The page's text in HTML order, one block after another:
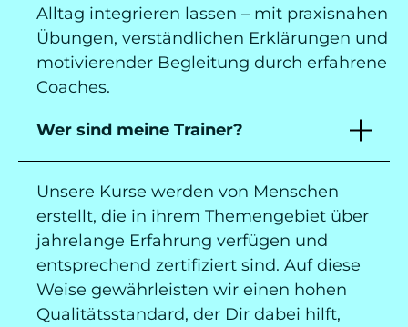
Alltag integrieren lassen – mit praxisnahen
Übungen, verständlichen Erklärungen und
motivierender Begleitung durch erfahrene
Coaches.
Wer sind meine Trainer?
Unsere Kurse werden von Menschen
erstellt, die in ihrem Themengebiet über
jahrelange Erfahrung verfügen und
entsprechend zertifiziert sind. Auf diese
Weise gewährleisten wir einen hohen
Qualitätsstandard, der Dir dabei hilft,